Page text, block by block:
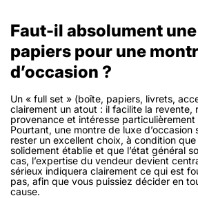
Faut-il absolument
papiers pour une
d’occasion ?
Un « full set » (boîte, papiers, livrets,
clairement un atout : il facilite la revente,
provenance et intéresse particulièrement
Pourtant, une montre de luxe d’occasion
rester un excellent choix, à condition que
solidement établie et que l’état général
cas, l’expertise du vendeur devient
sérieux indiquera clairement ce qui est
pas, afin que vous puissiez décider en
cause.